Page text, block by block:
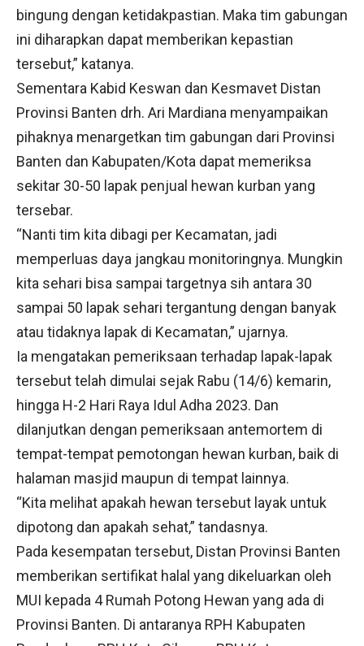
bingung dengan ketidakpastian. Maka tim gabungan
ini diharapkan dapat memberikan kepastian
tersebut,” katanya.
Sementara Kabid Keswan dan Kesmavet Distan
Provinsi Banten drh. Ari Mardiana menyampaikan
pihaknya menargetkan tim gabungan dari Provinsi
Banten dan Kabupaten/Kota dapat memeriksa
sekitar 30-50 lapak penjual hewan kurban yang
tersebar.
“Nanti tim kita dibagi per Kecamatan, jadi
memperluas daya jangkau monitoringnya. Mungkin
kita sehari bisa sampai targetnya sih antara 30
sampai 50 lapak sehari tergantung dengan banyak
atau tidaknya lapak di Kecamatan,” ujarnya.
Ia mengatakan pemeriksaan terhadap lapak-lapak
tersebut telah dimulai sejak Rabu (14/6) kemarin,
hingga H-2 Hari Raya Idul Adha 2023. Dan
dilanjutkan dengan pemeriksaan antemortem di
tempat-tempat pemotongan hewan kurban, baik di
halaman masjid maupun di tempat lainnya.
“Kita melihat apakah hewan tersebut layak untuk
dipotong dan apakah sehat,” tandasnya.
Pada kesempatan tersebut, Distan Provinsi Banten
memberikan sertifikat halal yang dikeluarkan oleh
MUI kepada 4 Rumah Potong Hewan yang ada di
Provinsi Banten. Di antaranya RPH Kabupaten